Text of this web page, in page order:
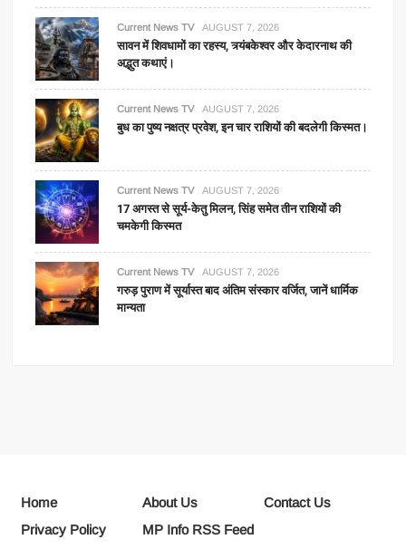
Current News TV AUGUST 7, 2026
सावन में शिवधामों का रहस्य, त्र्यंबकेश्वर और केदारनाथ की
अद्भुत कथाएं।
Current News TV AUGUST 7, 2026
बुध का पुष्य नक्षत्र प्रवेश, इन चार राशियों की बदलेगी किस्मत।
Current News TV AUGUST 7, 2026
17 अगस्त से सूर्य-केतु मिलन, सिंह समेत तीन राशियों की
चमकेगी किस्मत
Current News TV AUGUST 7, 2026
गरुड़ पुराण में सूर्यास्त बाद अंतिम संस्कार वर्जित, जानें धार्मिक
मान्यता
Home About Us
Contact Us
Privacy Policy
MP Info RSS Feed